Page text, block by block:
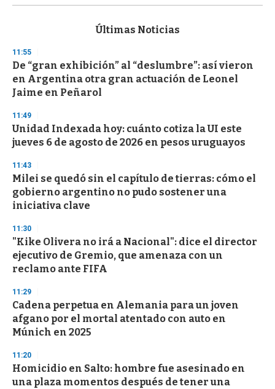
s
d
s
o
f
3
s
e
c
o
d
s
Últimas Noticias
11:55
De “gran exhibición” al “deslumbre”: así vieron
en Argentina otra gran actuación de Leonel
Jaime en Peñarol
11:49
Unidad Indexada hoy: cuánto cotiza la UI este
jueves 6 de agosto de 2026 en pesos uruguayos
11:43
Milei se quedó sin el capítulo de tierras: cómo el
gobierno argentino no pudo sostener una
iniciativa clave
11:30
"Kike Olivera no irá a Nacional": dice el director
ejecutivo de Gremio, que amenaza con un
reclamo ante FIFA
11:29
Cadena perpetua en Alemania para un joven
afgano por el mortal atentado con auto en
Múnich en 2025
11:20
Homicidio en Salto: hombre fue asesinado en
una plaza momentos después de tener una